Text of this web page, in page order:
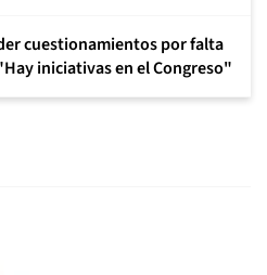
cuestionamientos por falta
iniciativas en el Congreso"